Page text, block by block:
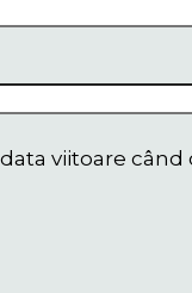
viitoare când